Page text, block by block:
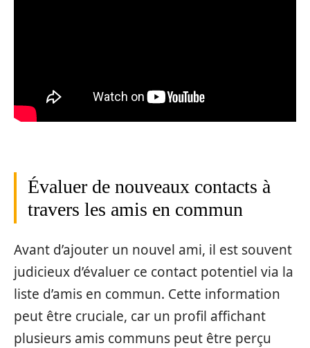
Évaluer de nouveaux contacts à
travers les amis en commun
Avant d’ajouter un nouvel ami, il est souvent
judicieux d’évaluer ce contact potentiel via la
liste d’amis en commun. Cette information
peut être cruciale, car un profil affichant
plusieurs amis communs peut être perçu